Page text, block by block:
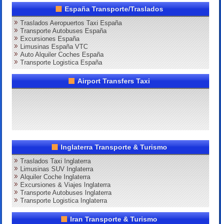
España Transporte/Traslados
Traslados Aeropuertos Taxi España
Transporte Autobuses España
Excursiones España
Limusinas España VTC
Auto Alquiler Coches España
Transporte Logistica España
Airport Transfers Taxi
Inglaterra Transporte & Turismo
Traslados Taxi Inglaterra
Limusinas SUV Inglaterra
Alquiler Coche Inglaterra
Excursiones & Viajes Inglaterra
Transporte Autobuses Inglaterra
Transporte Logistica Inglaterra
Iran Transporte & Turismo